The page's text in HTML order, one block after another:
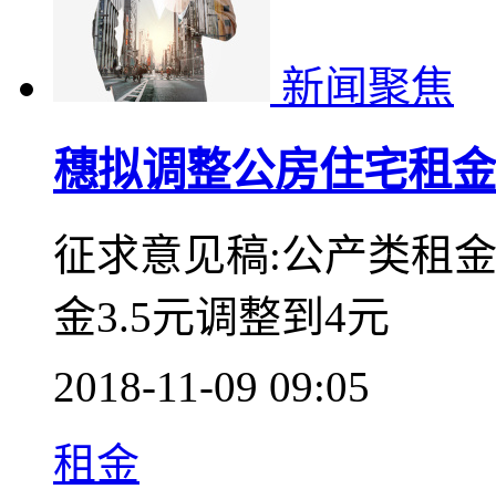
新闻聚焦
穗拟调整公房住宅租
征求意见稿:公产类租
金3.5元调整到4元
2018-11-09 09:05
租金